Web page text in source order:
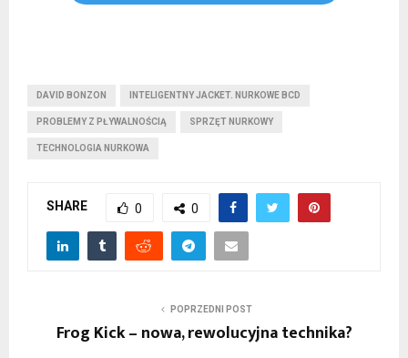
DAVID BONZON INTELIGENTNY JACKET. NURKOWE BCD
PROBLEMY Z PŁYWALNOŚCIĄ SPRZĘT NURKOWY
TECHNOLOGIA NURKOWA
SHARE 0 0
POPRZEDNI POST
Frog Kick – nowa, rewolucyjna technika?